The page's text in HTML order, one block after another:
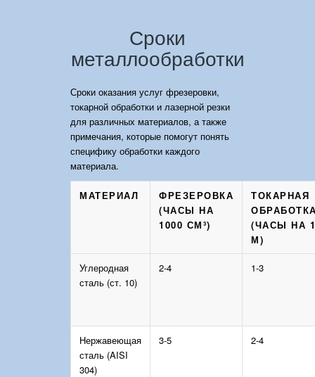
Сроки
металлообработки
Сроки оказания услуг фрезеровки,
токарной обработки и лазерной резки
для различных материалов, а также
примечания, которые помогут понять
специфику обработки каждого
материала.
МАТЕРИАЛ
ФРЕЗЕРОВКА
(ЧАСЫ НА
1000 СМ³)
ТОКАРНАЯ
(ЧАСЫ НА 1
М)
Углеродная
сталь (ст. 10)
2-4 1-3
Нержавеющая
сталь (AISI
304)
3-5 2-4